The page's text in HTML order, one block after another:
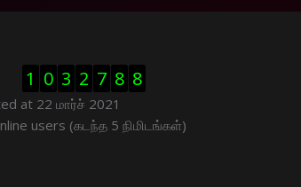
Counter ஐத் தவிர்
1 0 3 2 7 8 8
at 22 மார்ச் 2021
பயனாளர் ஐத் தவிர்
users (கடந்த 5 நிமிடங்கள்)